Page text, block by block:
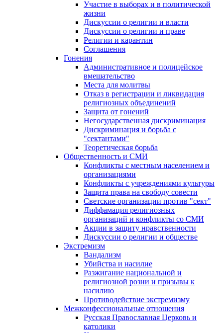
Участие в выборах и в политической
жизни
Дискуссии о религии и власти
Дискуссии о религии и праве
Религии и карантин
Соглашения
Гонения
Административное и полицейское
вмешательство
Места для молитвы
Отказ в регистрации и ликвидация
религиозных объединений
Защита от гонений
Негосударственная дискриминация
Дискриминация и борьба с
"сектантами"
Теоретическая борьба
Общественность и СМИ
Конфликты с местным населением и
организациями
Конфликты с учреждениями культуры
Защита права на свободу совести
Светские организации против "сект"
Диффамация религиозных
организаций и конфликты со СМИ
Акции в защиту нравственности
Дискуссии о религии и обществе
Экстремизм
Вандализм
Убийства и насилие
Разжигание национальной и
религиозной розни и призывы к
насилию
Противодействие экстремизму
Межконфессиональные отношения
Русская Православная Церковь и
католики